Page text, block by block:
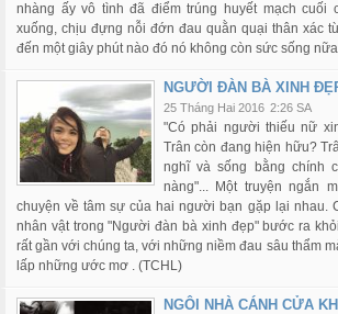
nhàng ấy vô tình đã điểm trúng huyết mạch cuối
xuống, chịu đựng nỗi đớn đau quằn quại thân xác
đến một giây phút nào đó nó không còn sức sống
NGƯỜI ĐÀN BÀ XINH
25 Tháng Hai 2016 2:26 SA
"Có phải người thiếu nữ
Trân còn đang hiện hữu?
nghĩ và sống bằng chính
nàng"... Một truyện ngắn
chuyện về tâm sự của hai người bạn gặp lại nhau.
nhân vật trong "Người đàn bà xinh đẹp" bước ra
rất gần với chúng ta, với những niềm đau sâu thẩm
lấp những ước mơ . (TCHL)
NGÔI NHÀ CÁNH CỬA